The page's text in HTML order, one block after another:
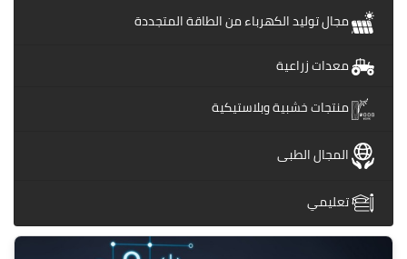
مجال توليد الكهرباء من الطاقة المتجددة
معدات زراعية
منتجات خشبية وبلاستيكية
المجال الطبى
تعليمي